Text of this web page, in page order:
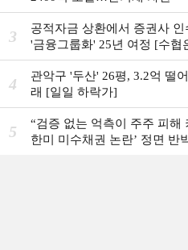
3
공적자금 상환에서 증권사
'금융그룹화' 25년 여정 [수협
①]
4
관악구 '두산' 26평, 3.2억 떨
래 [일일 하락가]
5
“검증 없는 억측이 주주 피해
한미 미수채권 논란’ 정면 반